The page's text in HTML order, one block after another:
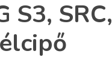
S3, SRC,